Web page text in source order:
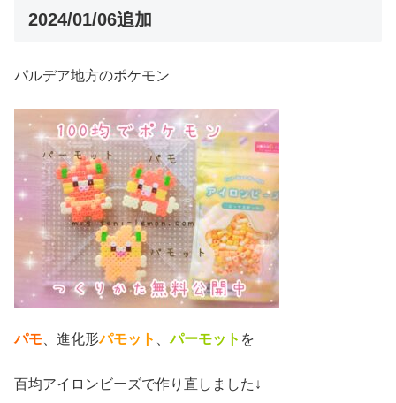
2024/01/06追加
パルデア地方のポケモン
パモ 、進化形パモット 、パーモット を
百均アイロンビーズで作り直しました↓